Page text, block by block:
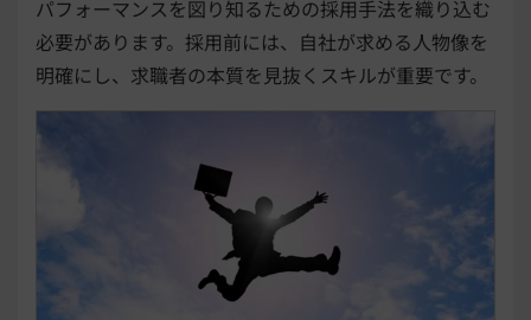
パフォーマンスを図り知るための採用手法を織り込む
必要があります。採用前には、自社が求める人物像を
明確にし、求職者の本質を見抜くスキルが重要です。